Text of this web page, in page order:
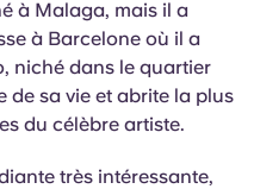
à Malaga, mais il a
à Barcelone où il a
niché dans le quartier
de sa vie et abrite la plus
du célèbre artiste.
très intéressante,